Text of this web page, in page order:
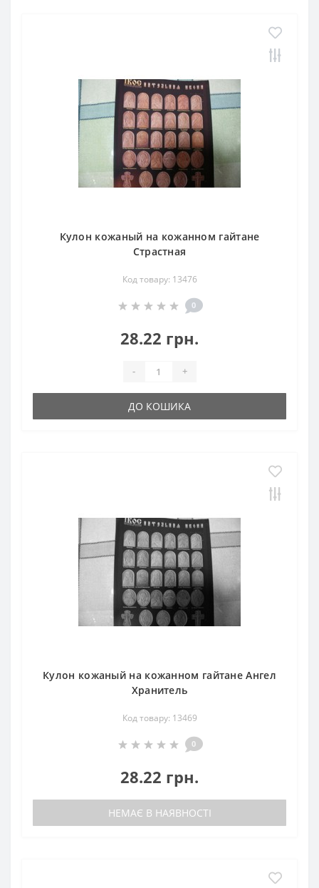
Кулон кожаный на кожанном гайтане
Страстная
Код товару: 13476
0
28.22 грн.
- +
ДО КОШИКА
Кулон кожаный на кожанном гайтане Ангел
Хранитель
Код товару: 13469
0
28.22 грн.
НЕМАЄ В НАЯВНОСТІ